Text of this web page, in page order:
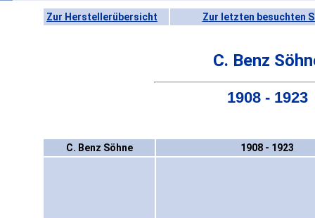
Zur Herstellerübersicht Zur letzten besuchten
C. Benz
1908 - 1923
C. Benz Söhne 1908 - 1923